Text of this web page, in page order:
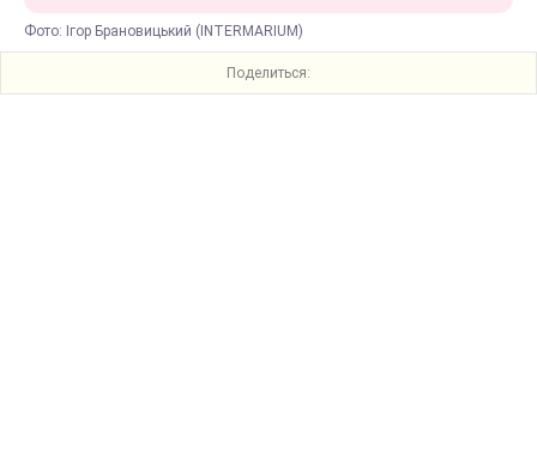
Фото: Ігор Брановицький (INTERMARIUM)
Поделиться: